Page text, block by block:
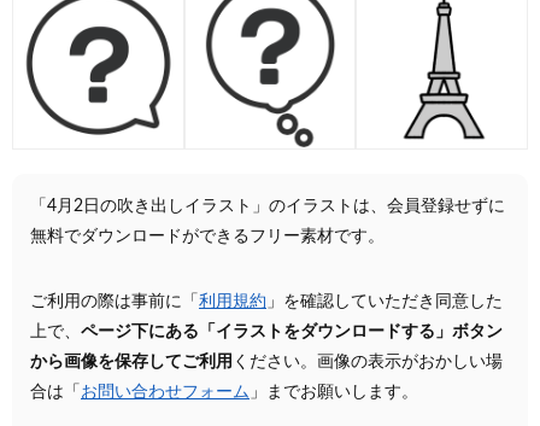
「4月2日の吹き出しイラスト」のイラストは、会員登録せずに
無料でダウンロードができるフリー素材です。
ご利用の際は事前に「 利用規約 」を確認していただき同意した
上で、 ページ下にある「イラストをダウンロードする」ボタン
から画像を保存してご利用 ください。画像の表示がおかしい場
合は「 お問い合わせフォーム 」までお願いします。